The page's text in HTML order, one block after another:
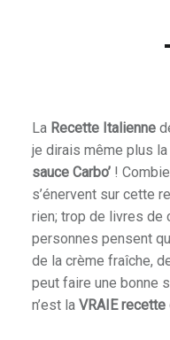
La Recette Italienne
je dirais même plus la
sauce Carbo’!
s’énervent sur cette
rien; trop de livres de
personnes pensent
de la crème fraîche,
peut faire une bonne
n’est la VRAIE recette